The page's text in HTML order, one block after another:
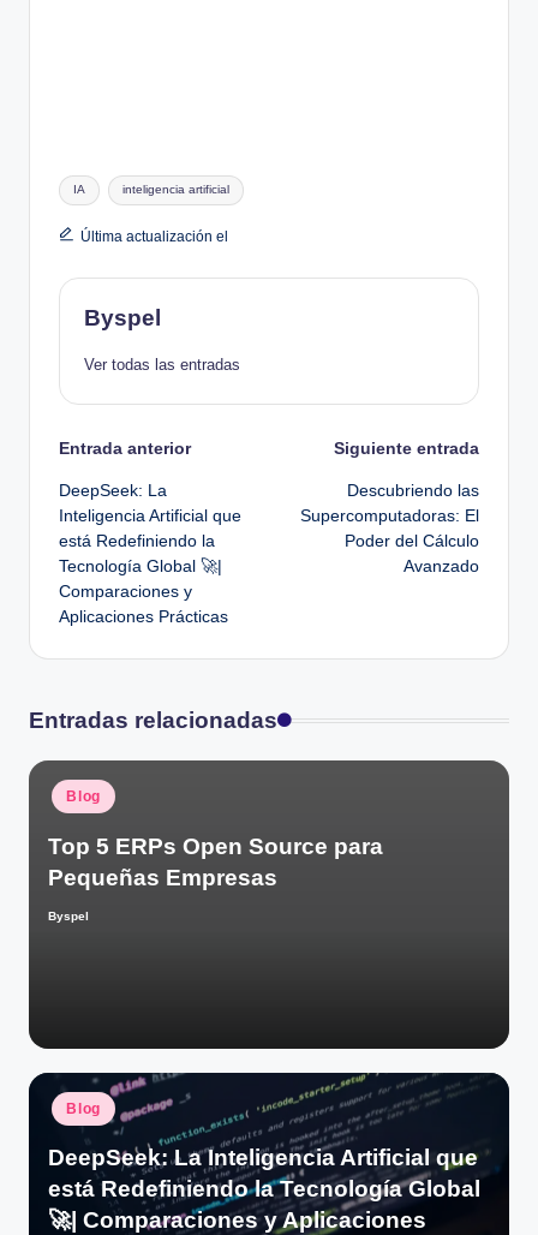
Etiquetas:
IA inteligencia artificial
Última actualización el
Byspel
Ver todas las entradas
Navegación
de
entradas
Entrada anterior
DeepSeek: La
Inteligencia Artificial que
está Redefiniendo la
Tecnología Global 🚀|
Comparaciones y
Aplicaciones Prácticas
Siguiente entrada
Descubriendo las
Supercomputadoras: El
Poder del Cálculo
Avanzado
Entradas relacionadas
Publicado
en
Blog
Top 5 ERPs Open Source para
Pequeñas Empresas
Publicado
Byspel
Publicado
en
Blog
DeepSeek: La Inteligencia Artificial que
está Redefiniendo la Tecnología Global
🚀| Comparaciones y Aplicaciones